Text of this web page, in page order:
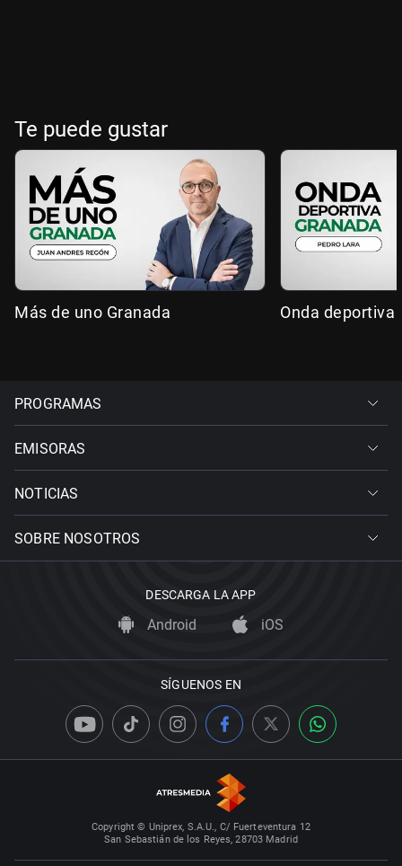
Te puede gustar
Más de uno Granada Onda deportiva
PROGRAMAS
EMISORAS
NOTICIAS
SOBRE NOSOTROS
DESCARGA LA APP
Android iOS
SÍGUENOS EN
Copyright © Uniprex, S.A.U., C/ Fuerteventura 12
San Sebastián de los Reyes, 28703 Madrid